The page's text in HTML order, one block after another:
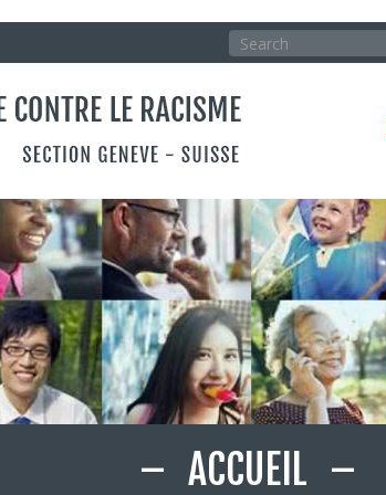
Rechercher
Search
ACCUEIL